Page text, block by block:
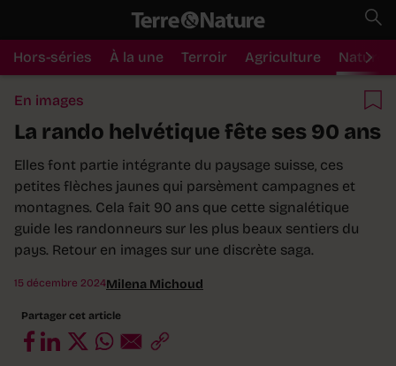
Hors-séries À la une Terroir Agriculture Nature
En images
La rando helvétique fête ses 90 ans
Elles font partie intégrante du paysage suisse, ces
petites flèches jaunes qui parsèment campagnes et
montagnes. Cela fait 90 ans que cette signalétique
guide les randonneurs sur les plus beaux sentiers du
pays. Retour en images sur une discrète saga.
15 décembre 2024Milena Michoud
Partager cet article